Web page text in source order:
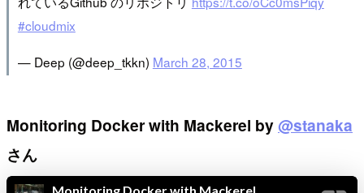
#cloudmix
— Deep (@deep_tkkn) March 28, 2015
Monitoring Docker with Mackerel by@stanaka
さん